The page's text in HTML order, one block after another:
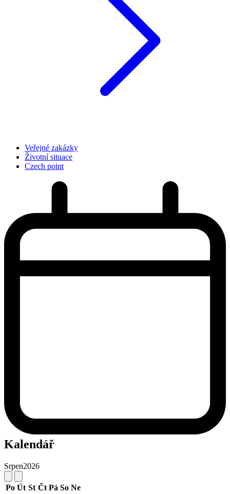
Veřejné zakázky
Životní situace
Czech point
Kalendář
Srpen2026
Po Út St Čt Pá So Ne